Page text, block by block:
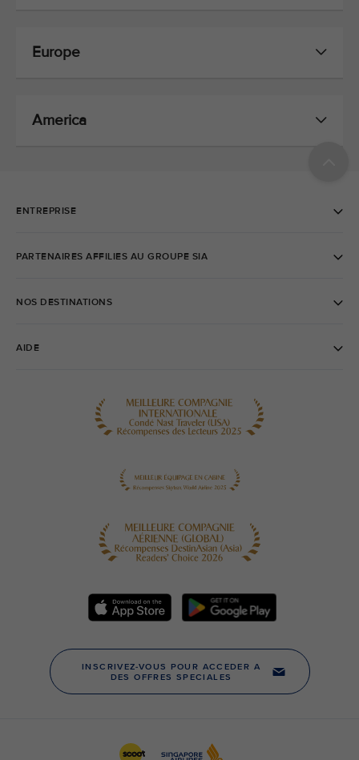
Europe
America